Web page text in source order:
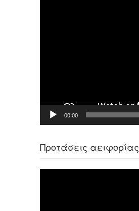
00:00
Προτάσεις αειφορίας